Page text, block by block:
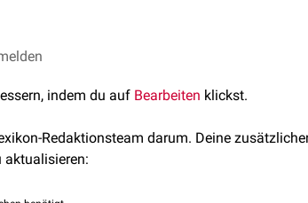
gemeinsam mit den Fasern des
abzweigen.
indem du auf Bearbeiten klickst.
Redaktionsteam darum. Deine